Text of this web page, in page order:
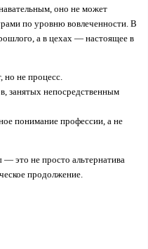
оно не может
по уровню вовлеченности. В
а в цехах — настоящее в
но не процесс.
занятых непосредственным
понимание профессии, а не
это не просто альтернатива
продолжение.